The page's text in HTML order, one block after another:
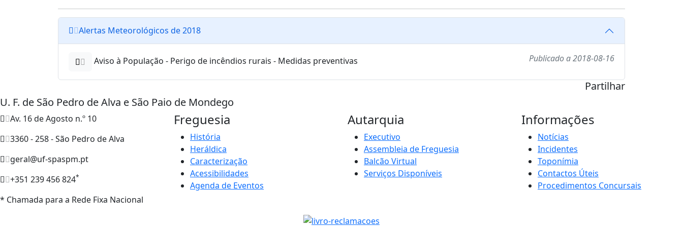
Alertas Meteorológicos de 2018
Aviso à População - Perigo de incêndios rurais - Medidas preventivas Publicado a 2018-08-16
Partilhar
U. F. de São Pedro de Alva e São Paio de Mondego
Av. 16 de Agosto n.º 10
3360 - 258 - São Pedro de Alva
geral@uf-spaspm.pt
+351 239 456 824*
* Chamada para a Rede Fixa Nacional
Freguesia
História
Heráldica
Caracterização
Acessibilidades
Agenda de Eventos
Autarquia
Executivo
Assembleia de Freguesia
Balcão Virtual
Serviços Disponíveis
Informações
Notícias
Incidentes
Toponímia
Contactos Úteis
Procedimentos Concursais